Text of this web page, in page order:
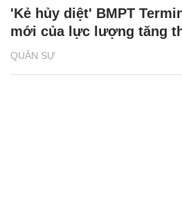
QUÂN SỰ
'Kẻ hủy diệt' BMPT
mới của lực lượng tăng